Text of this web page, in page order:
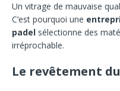
Un vitrage de mauvaise
C’est pourquoi une
padel sélectionne des
irréprochable.
Le revêtement